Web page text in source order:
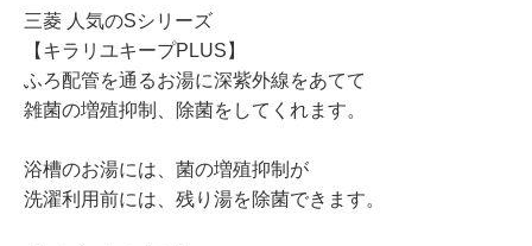
三菱 人気のSシリーズ
【キラリユキープPLUS】
ふろ配管を通るお湯に深紫外線をあてて
雑菌の増殖抑制、除菌をしてくれます。
浴槽のお湯には、菌の増殖抑制が
洗濯利用前には、残り湯を除菌できます。